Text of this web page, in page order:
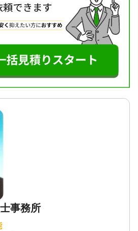
調査 / 相続税申告 / 相続手続き
/ 初回相談無料 / 18時以降相談可
事務所面談可
事務所